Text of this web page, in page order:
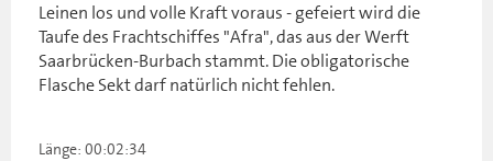
Leinen los und volle Kraft voraus - gefeiert wird die
Taufe des Frachtschiffes "Afra", das aus der Werft
Saarbrücken-Burbach stammt. Die obligatorische
Flasche Sekt darf natürlich nicht fehlen.
Länge: 00:02:34